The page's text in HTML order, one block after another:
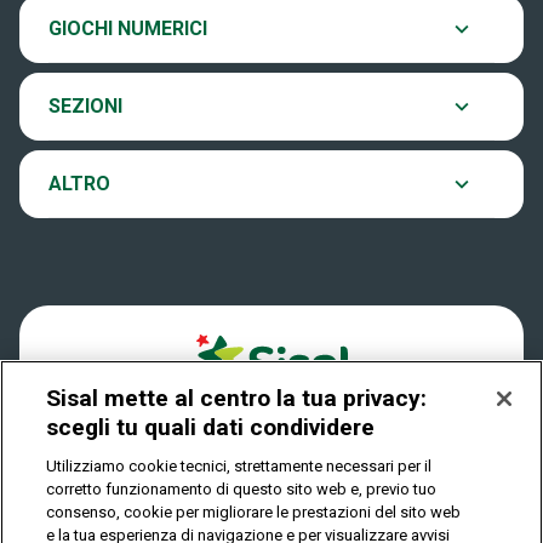
GIOCHI NUMERICI
Eurojackpot
VinciCasa
Play Your Date
SEZIONI
Ultima estrazione
Archivio estrazioni
Verifica vincite
ALTRO
Contatti
Notifiche
Privacy
IL GIOCO È VIETATO AI MINORI E PUÒ CAUSARE
DIPENDENZA PATOLOGICA
Sisal mette al centro la tua privacy:
scegli tu quali dati condividere
Utilizziamo cookie tecnici, strettamente necessari per il
corretto funzionamento di questo sito web e, previo tuo
consenso, cookie per migliorare le prestazioni del sito web
e la tua esperienza di navigazione e per visualizzare avvisi